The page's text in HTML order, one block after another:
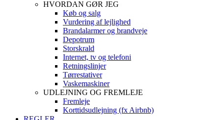
HVORDAN GØR JEG
Køb og salg
Vurdering af lejlighed
Brandalarmer og brandveje
Depotrum
Storskrald
Internet, tv og telefoni
Retningslinjer
Tørrestativer
Vaskemaskiner
UDLEJNING OG FREMLEJE
Fremleje
Korttidsudlejning (fx Airbnb)